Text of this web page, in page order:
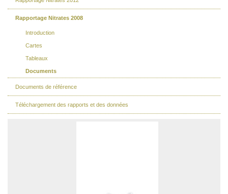
Rapportage Nitrates 2008
Introduction
Cartes
Tableaux
Documents
Documents de référence
Téléchargement des rapports et des données